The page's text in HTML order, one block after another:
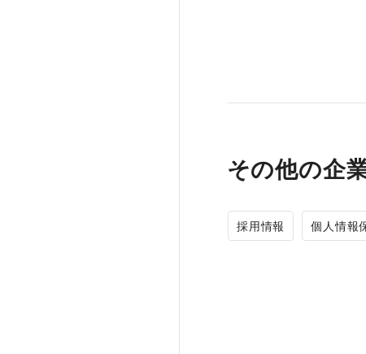
その他の企
採用情報 個人情報